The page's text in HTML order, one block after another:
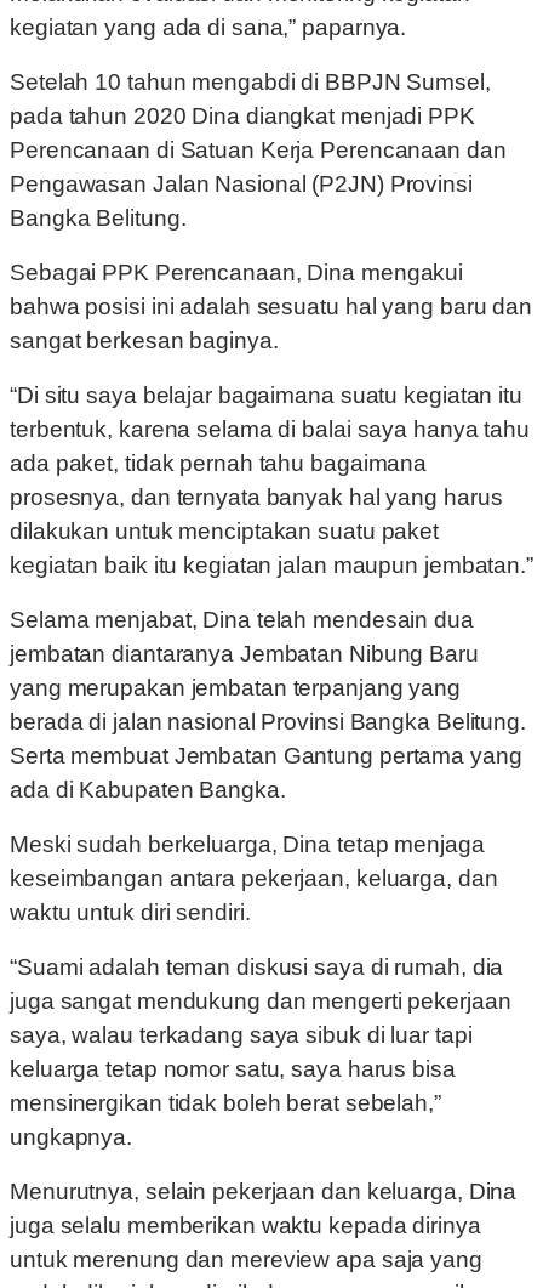
kegiatan yang ada di sana,” paparnya.
Setelah 10 tahun mengabdi di BBPJN Sumsel,
pada tahun 2020 Dina diangkat menjadi PPK
Perencanaan di Satuan Kerja Perencanaan dan
Pengawasan Jalan Nasional (P2JN) Provinsi
Bangka Belitung.
Sebagai PPK Perencanaan, Dina mengakui
bahwa posisi ini adalah sesuatu hal yang baru dan
sangat berkesan baginya.
“Di situ saya belajar bagaimana suatu kegiatan itu
terbentuk, karena selama di balai saya hanya tahu
ada paket, tidak pernah tahu bagaimana
prosesnya, dan ternyata banyak hal yang harus
dilakukan untuk menciptakan suatu paket
kegiatan baik itu kegiatan jalan maupun jembatan.”
Selama menjabat, Dina telah mendesain dua
jembatan diantaranya Jembatan Nibung Baru
yang merupakan jembatan terpanjang yang
berada di jalan nasional Provinsi Bangka Belitung.
Serta membuat Jembatan Gantung pertama yang
ada di Kabupaten Bangka.
Meski sudah berkeluarga, Dina tetap menjaga
keseimbangan antara pekerjaan, keluarga, dan
waktu untuk diri sendiri.
“Suami adalah teman diskusi saya di rumah, dia
juga sangat mendukung dan mengerti pekerjaan
saya, walau terkadang saya sibuk di luar tapi
keluarga tetap nomor satu, saya harus bisa
mensinergikan tidak boleh berat sebelah,”
ungkapnya.
Menurutnya, selain pekerjaan dan keluarga, Dina
juga selalu memberikan waktu kepada dirinya
untuk merenung dan mereview apa saja yang